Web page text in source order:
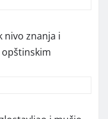
nivo znanja i